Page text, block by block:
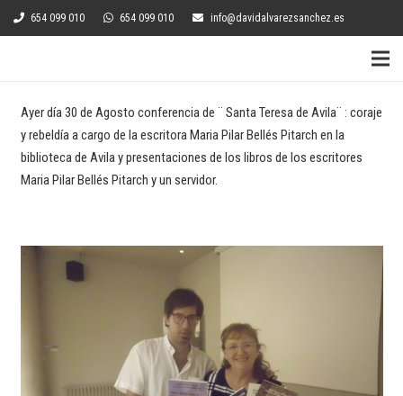
654 099 010 654 099 010 info@davidalvarezsanchez.es
Ayer día 30 de Agosto conferencia de ¨ Santa Teresa de Avila¨ : coraje
y rebeldía a cargo de la escritora Maria Pilar Bellés Pitarch en la
biblioteca de Avila y presentaciones de los libros de los escritores
Maria Pilar Bellés Pitarch y un servidor.